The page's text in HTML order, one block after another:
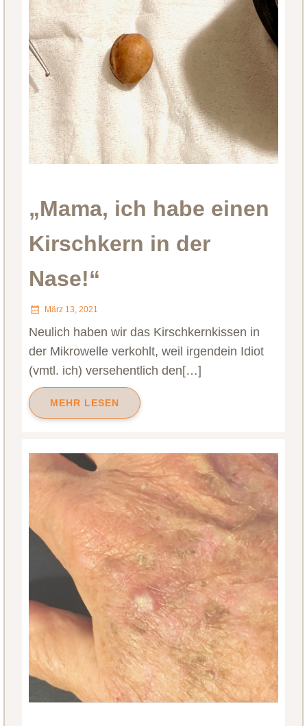
„Mama, ich habe einen
Kirschkern in der
Nase!“
März 13, 2021
Neulich haben wir das Kirschkernkissen in
der Mikrowelle verkohlt, weil irgendein Idiot
(vmtl. ich) versehentlich den[…]
MEHR LESEN